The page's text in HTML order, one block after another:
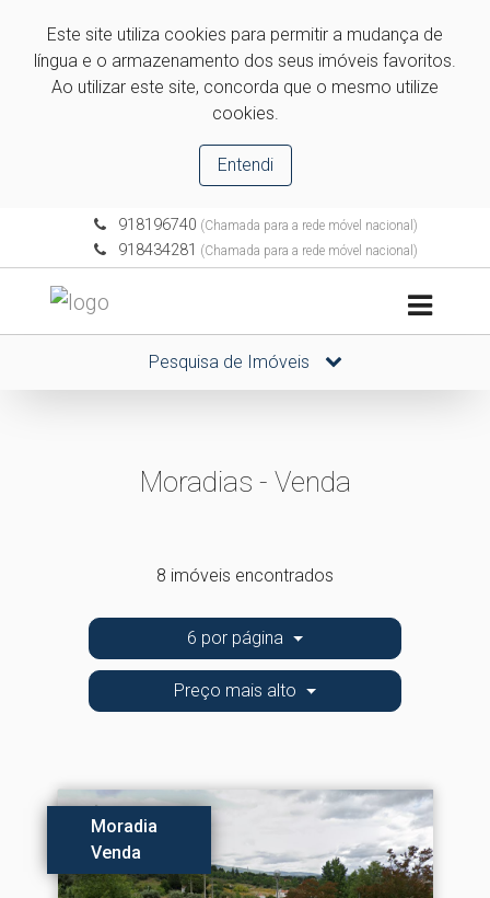
Este site utiliza cookies para permitir a mudança de
língua e o armazenamento dos seus imóveis favoritos.
Ao utilizar este site, concorda que o mesmo utilize
cookies.
Entendi
918196740 (Chamada para a rede móvel nacional)
918434281 (Chamada para a rede móvel nacional)
Pesquisa de Imóveis
Moradias - Venda
8 imóveis encontrados
6 por página
Preço mais alto
Moradia
Venda